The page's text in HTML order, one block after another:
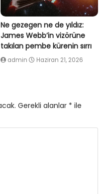
Ne gezegen ne de yıldız:
James Webb’in vizörüne
takılan pembe kürenin sırrı
admin Haziran 21, 2026
Gerekli alanlar * ile